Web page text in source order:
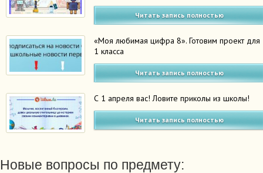
Читать запись полностью
«Моя любимая цифра 8». Готовим проект для
1 класса
Читать запись полностью
С 1 апреля вас! Ловите приколы из школы!
Читать запись полностью
Новые вопросы по предмету: